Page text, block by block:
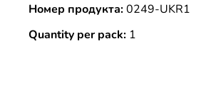
Номер продукта:0249-UKR1
Quantity per pack: 1